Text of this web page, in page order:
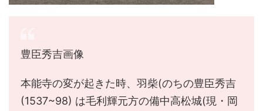
豊臣秀吉画像
本能寺の変が起きた時、羽柴(のちの豊臣秀吉
(1537~98) は毛利輝元方の備中高松城(現・岡